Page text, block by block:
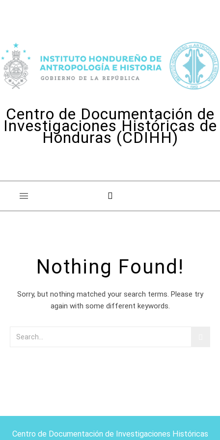
Centro de Documentación de
Investigaciones Históricas de
Honduras (CDIHH)
Nothing Found!
Sorry, but nothing matched your search terms. Please try
again with some different keywords.
Centro de Documentación de Investigaciones Históricas